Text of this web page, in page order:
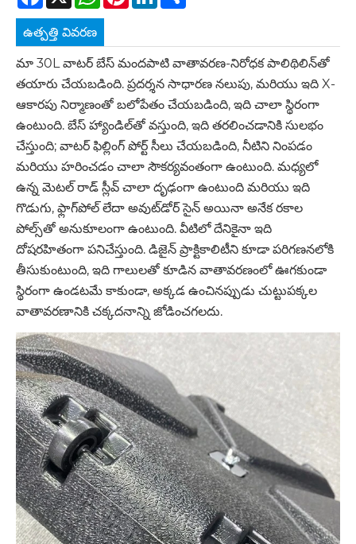
ఉత్పత్తి వివరణ
మా 30L వాటర్ బేస్ మందపాటి వాతావరణ-నిరోధక పాలిథిలిన్‌తో
తయారు చేయబడింది. ప్రదర్శన సాధారణ నలుపు, మరియు ఇది X-
ఆకారపు నిర్మాణంతో బలోపేతం చేయబడింది, ఇది చాలా స్థిరంగా
ఉంటుంది. బేస్ హ్యాండిల్‌తో వస్తుంది, ఇది తరలించడానికి సులభం
చేస్తుంది; వాటర్ ఫిల్లింగ్ పోర్ట్ సీలు చేయబడింది, నీటిని నింపడం
మరియు హరించడం చాలా సౌకర్యవంతంగా ఉంటుంది. మధ్యలో
ఉన్న మెటల్ రాడ్ స్లీవ్ చాలా దృఢంగా ఉంటుంది మరియు ఇది
గొడుగు, ఫ్లాగ్‌పోల్ లేదా అవుట్‌డోర్ సైన్ అయినా అనేక రకాల
పోల్స్‌తో అనుకూలంగా ఉంటుంది. వీటిలో దేనికైనా ఇది
దోషరహితంగా పనిచేస్తుంది. డిజైన్ ప్రాక్టికాలిటీని కూడా పరిగణనలోకి
తీసుకుంటుంది, ఇది గాలులతో కూడిన వాతావరణంలో ఊగకుండా
స్థిరంగా ఉండటమే కాకుండా, అక్కడ ఉంచినప్పుడు చుట్టుపక్కల
వాతావరణానికి చక్కదనాన్ని జోడించగలదు.